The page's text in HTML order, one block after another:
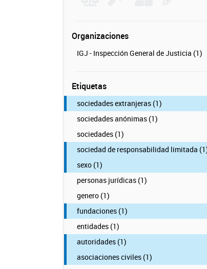
Organizaciones
IGJ - Inspección General de Justicia (1)
Etiquetas
sociedades extranjeras (1)
sociedades anónimas (1)
sociedades (1)
sociedad de responsabilidad limitada
sexo (1)
personas jurídicas (1)
genero (1)
fundaciones (1)
entidades (1)
autoridades (1)
asociaciones civiles (1)